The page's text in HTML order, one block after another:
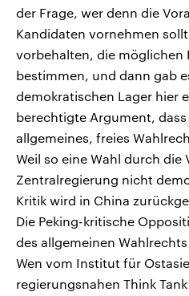
der Frage, wer denn die
Kandidaten vornehmen
vorbehalten, die möglichen
bestimmen, und dann gab
demokratischen Lager hier
berechtigte Argument,
allgemeines, freies
Weil so eine Wahl durch die
Zentralregierung nicht
Kritik wird in China
Die Peking-kritische
des allgemeinen
Wen vom Institut für
regierungsnahen Think